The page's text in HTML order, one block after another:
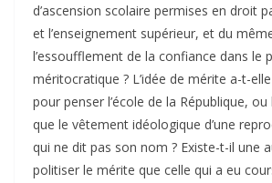
d’ascension scolaire permises en droit
et l’enseignement supérieur, et du
l’essoufflement de la confiance dans le
méritocratique ? L’idée de mérite a-t-
pour penser l’école de la République, ou
que le vêtement idéologique d’une
qui ne dit pas son nom ? Existe-t-il une
politiser le mérite que celle qui a eu